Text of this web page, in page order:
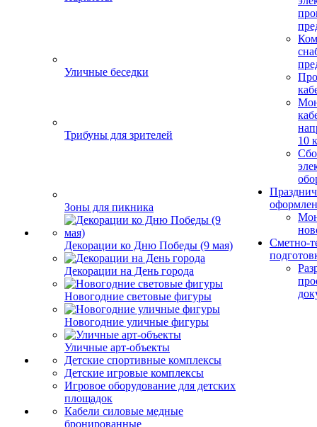
Уличные беседки
Трибуны для зрителей
Зоны для пикника
Декорации ко Дню Победы (9 мая)
Декорации на День города
Новогодние световые фигуры
Новогодние уличные фигуры
Уличные арт-объекты
Детские спортивные комплексы
Детские игровые комплексы
Игровое оборудование для детских
площадок
Кабели силовые медные
бронированные
10
Сметно-